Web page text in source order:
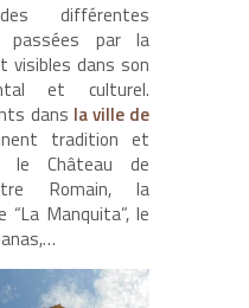
différentes
passées par la
visibles dans son
et culturel.
dans la ville de
tradition et
le Château de
Romain, la
“La Manquita”, le